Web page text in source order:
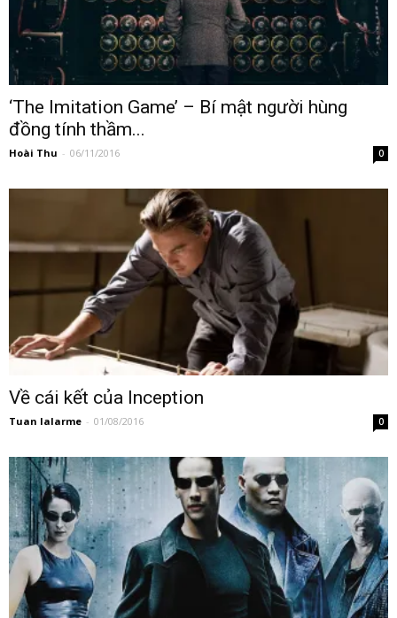
‘The Imitation Game’ – Bí mật người hùng
đồng tính thầm...
Hoài Thu - 06/11/2016 0
Về cái kết của Inception
Tuan lalarme - 01/08/2016 0